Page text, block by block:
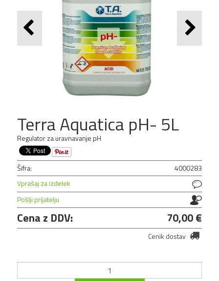
Terra Aquatica pH- 5L
Regulator za uravnavanje pH
Šifra:
4000283
Vprašaj za izdelek
Pošlji prijatelju
Cena z DDV: 70,00 €
Cenik dostav